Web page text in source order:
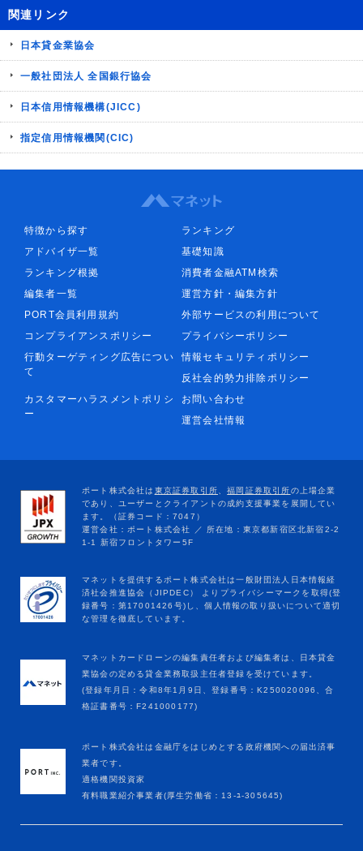
関連リンク
日本貸金業協会
一般社団法人 全国銀行協会
日本信用情報機構(JICC)
指定信用情報機関(CIC)
特徴から探す
ランキング
アドバイザ一覧
基礎知識
ランキング根拠
消費者金融ATM検索
編集者一覧
運営方針・編集方針
PORT会員利用規約
外部サービスの利用について
コンプライアンスポリシー
プライバシーポリシー
行動ターゲティング広告につい
て
情報セキュリティポリシー
反社会的勢力排除ポリシー
カスタマーハラスメントポリシ
ー
お問い合わせ
運営会社情報
マネットカードローンの編集責任者および編集者は、日本貸金
業協会の定める貸金業務取扱主任者登録を受けています。
(登録年月日：令和8年1月9日、登録番号：K250020096、合
格証書番号：F241000177)
ポート株式会社は金融庁をはじめとする政府機関への届出済事
業者です。
適格機関投資家
有料職業紹介事業者(厚生労働省：13-ﾕ-305645)